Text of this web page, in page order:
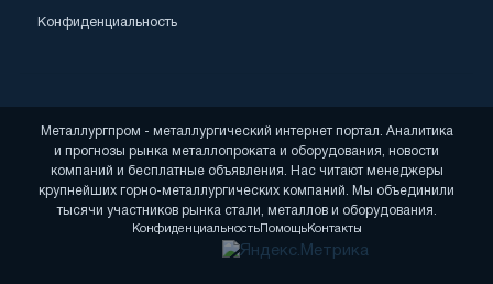
Конфиденциальность
Металлургпром - металлургический интернет портал. Аналитика
и прогнозы рынка металлопроката и оборудования, новости
компаний и бесплатные объявления. Нас читают менеджеры
крупнейших горно-металлургических компаний. Мы объединили
тысячи участников рынка стали, металлов и оборудования.
КонфиденциальностьПомощьКонтакты